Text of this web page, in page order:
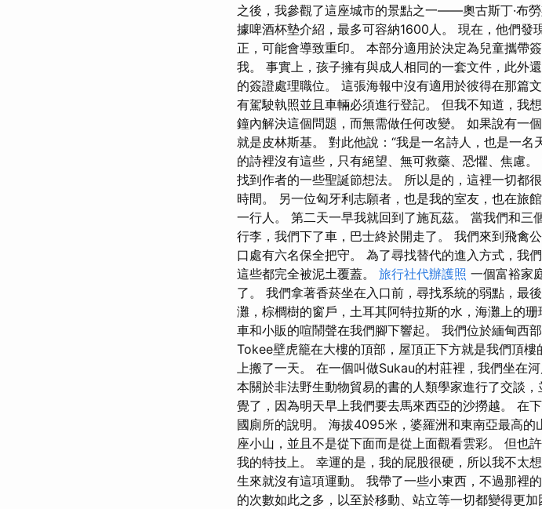
之後，我參觀了這座城市的景點之一——奧古斯丁·布
據啤酒杯墊介紹，最多可容納1600人。 現在，他們發
正，可能會導致重印。 本部分適用於決定為兒童攜帶
我。 事實上，孩子擁有與成人相同的一套文件，此外
的簽證處理職位。 這張海報中沒有適用於彼得在那篇
有駕駛執照並且車輛必須進行登記。 但我不知道，我
鐘內解決這個問題，而無需做任何改變。 如果說有一
就是皮林斯基。 對此他說：“我是一名詩人，也是一
的詩裡沒有這些，只有絕望、無可救藥、恐懼、焦慮
找到作者的一些聖誕節想法。 所以是的，這裡一切都
時間。 另一位匈牙利志願者，也是我的室友，也在旅
一行人。 第二天一早我就回到了施瓦茲。 當我們和三
行李，我們下了車，巴士終於開走了。 我們來到飛禽
口處有六名保全把守。 為了尋找替代的進入方式，我
這些都完全被泥土覆蓋。 旅行社代辦護照 一個富裕家
了。 我們拿著香菸坐在入口前，尋找系統的弱點，最
灘，棕櫚樹的窗戶，土耳其阿特拉斯的水，海灘上的
車和小販的喧鬧聲在我們腳下響起。 我們位於緬甸西
Tokee壁虎籠在大樓的頂部，屋頂正下方就是我們頂
上搬了一天。 在一個叫做Sukau的村莊裡，我們坐在
本關於非法野生動物貿易的書的人類學家進行了交談
覺了，因為明天早上我們要去馬來西亞的沙撈越。 在
國廁所的說明。 海拔4095米，婆羅洲和東南亞最高
座小山，並且不是從下面而是從上面觀看雲彩。 但也
我的特技上。 幸運的是，我的屁股很硬，所以我不太
生來就沒有這項運動。 我帶了一些小東西，不過那裡
的次數如此之多，以至於移動、站立等一切都變得更